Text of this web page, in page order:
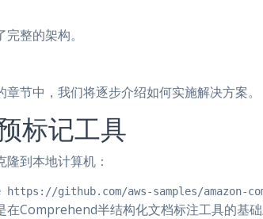
整的架构。
章节中，我们将逐步介绍如何实施解决方案。
标记工具
隆到本地计算机：
github.com/aws-samples/amazon-
在Comprehend半结构化文档标注工具的基